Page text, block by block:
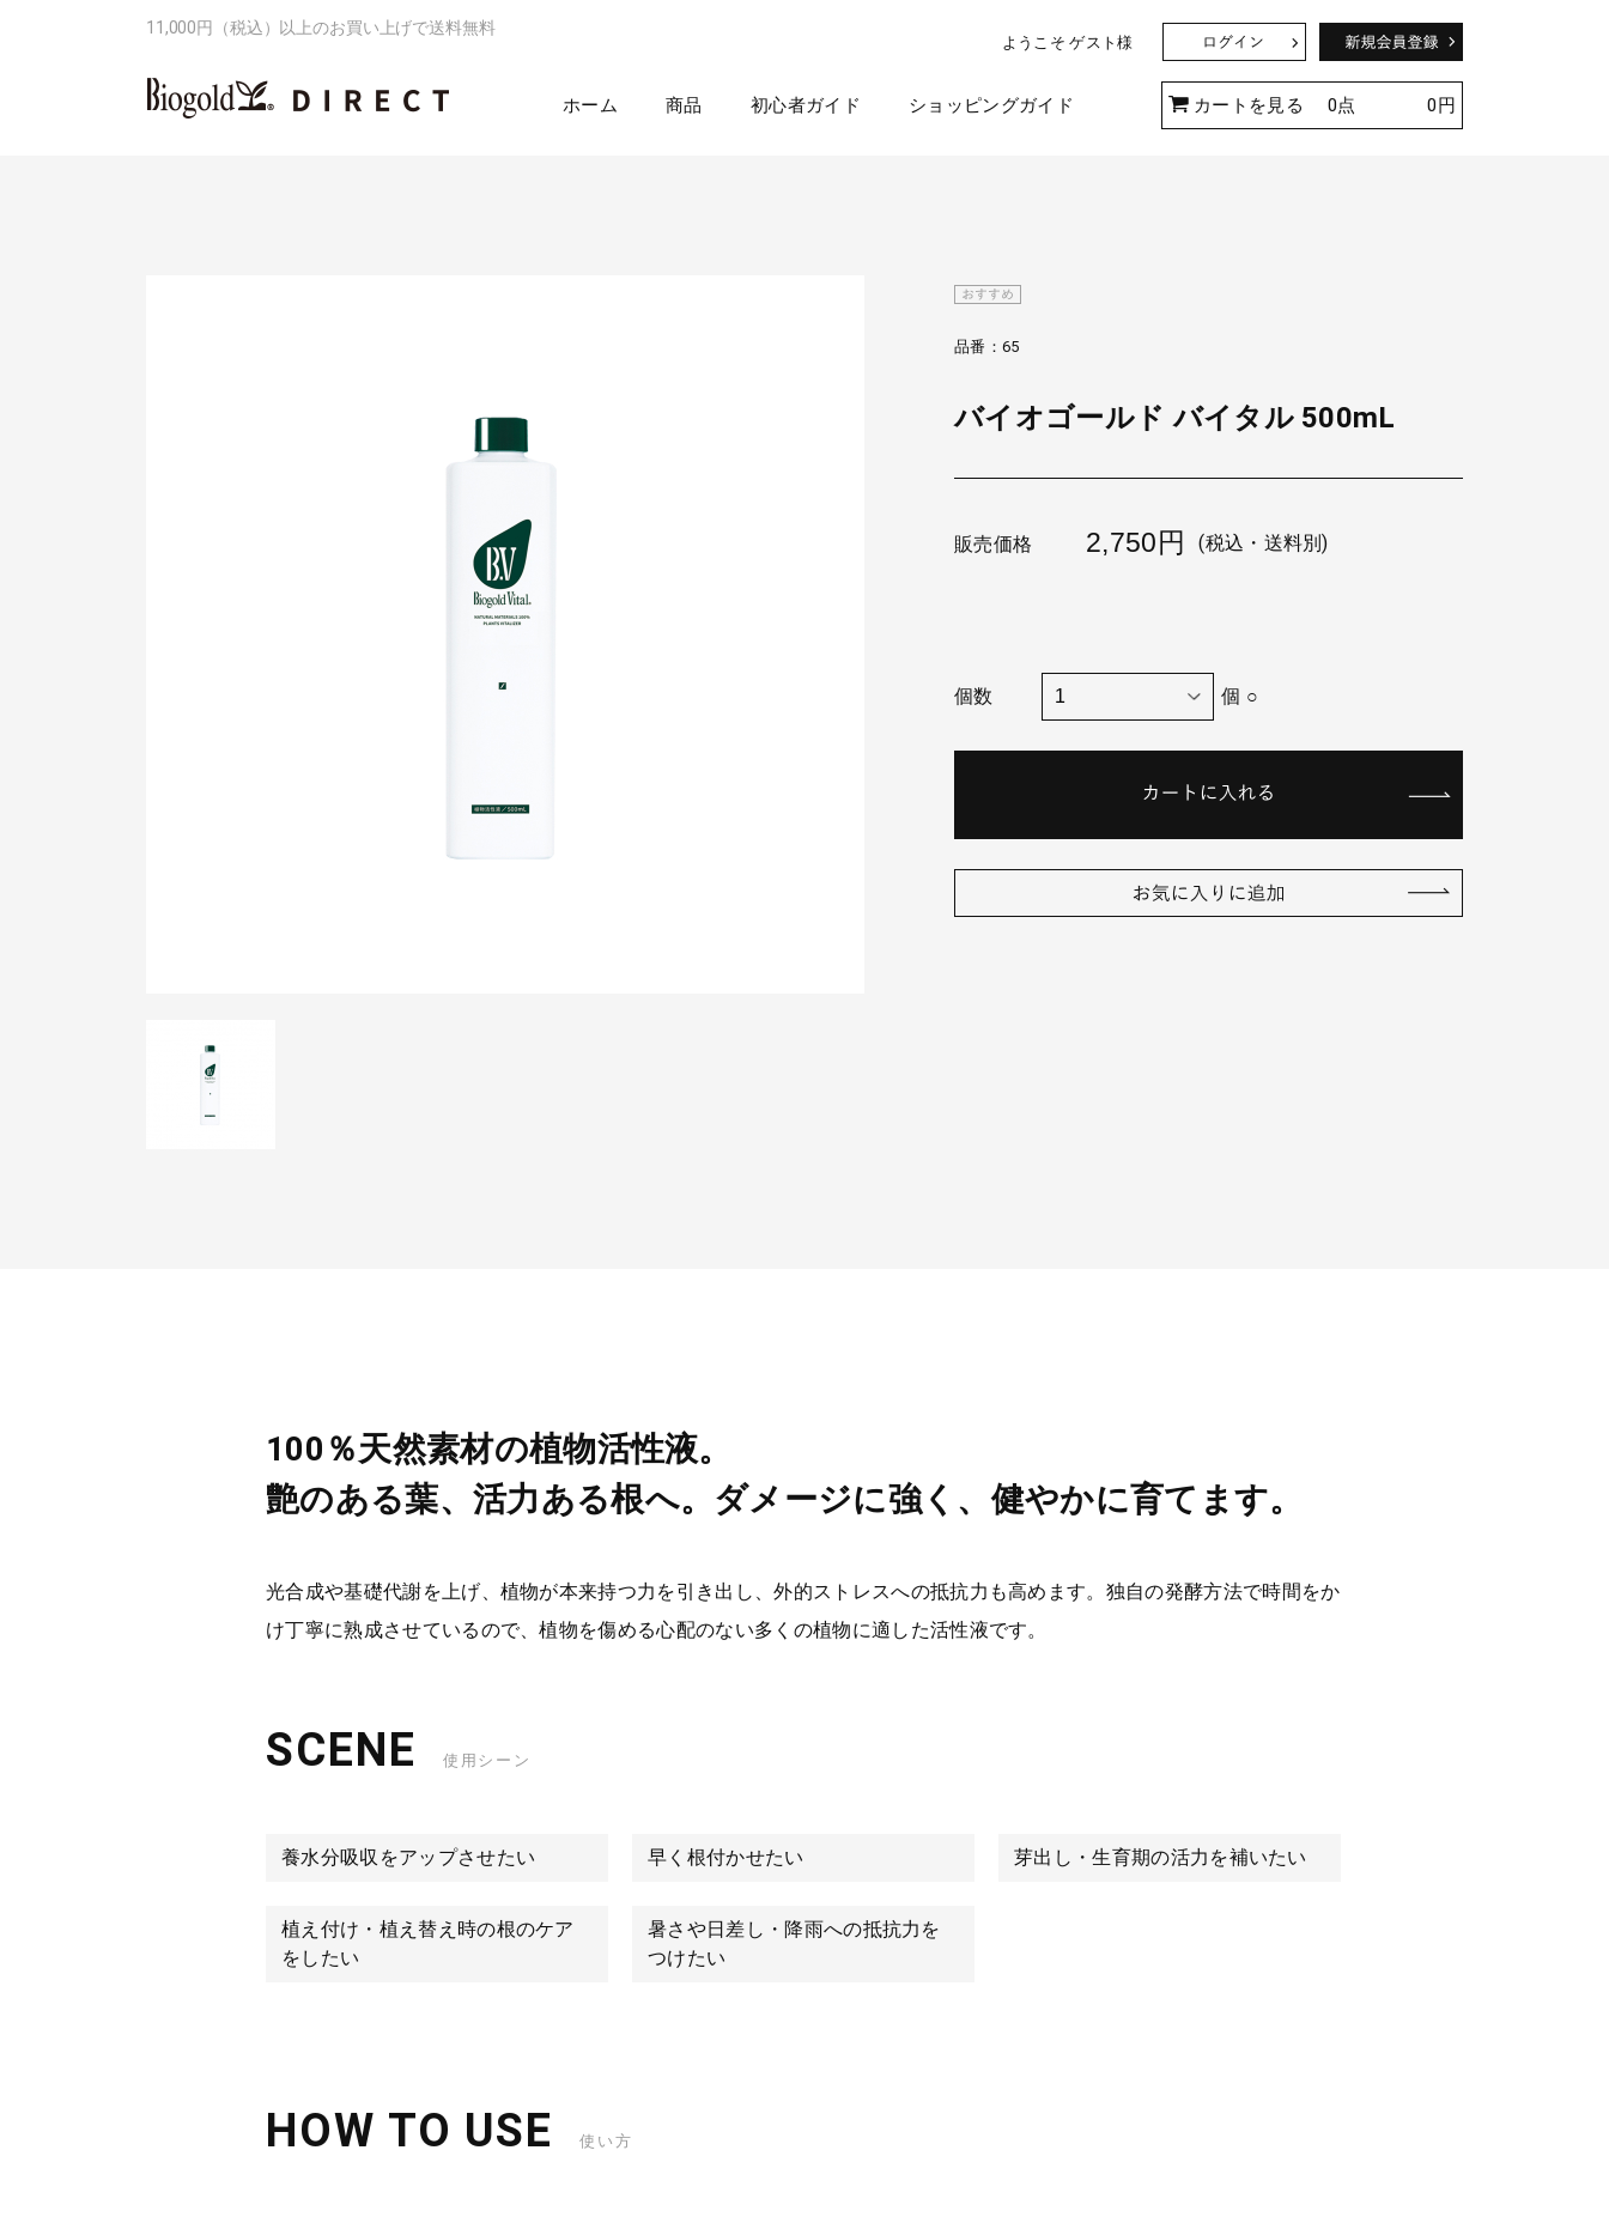
11,000円（税込）以上のお買い上げで送料無料
ようこそ ゲスト様
ホーム 商品 初心者ガイド ショッピングガイド カートを見る 0点 0円
品番：65
バイオゴールド バイタル 500mL
販売価格 2,750円 (税込・送料別)
個数 個 ○
100％天然素材の植物活性液。
艶のある葉、活力ある根へ。ダメージに強く、健やかに育てます。
光合成や基礎代謝を上げ、植物が本来持つ力を引き出し、外的ストレスへの抵抗力も高めます。独自の発酵方法で時間をか
け丁寧に熟成させているので、植物を傷める心配のない多くの植物に適した活性液です。
SCENE 使用シーン
養水分吸収をアップさせたい 早く根付かせたい 芽出し・生育期の活力を補いたい
植え付け・植え替え時の根のケア
をしたい
暑さや日差し・降雨への抵抗力を
つけたい
HOW TO USE 使い方